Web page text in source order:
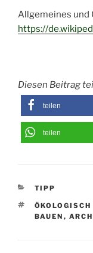
Allgemeines und
https://
Diesen Beitrag
teilen
teilen
KATEGORIEN
TIPP
ÖKOLOGISCH
BAUEN ,